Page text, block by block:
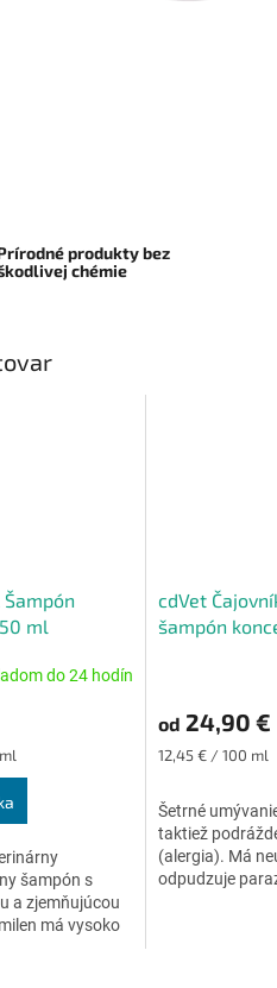
produkty bez
chémie
ml
do 24 hodín
šampón s
a zjemňujúcou
má vysoko
cdVet
šampón
produktu
je
4,9
5
hviezdičiek.
od 24,90 €
Jednotková
12,45 € / 100 ml
Šetrné
taktiež
(alergia). Má
odpudzuje